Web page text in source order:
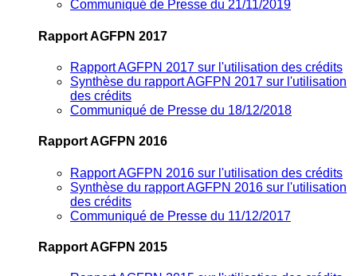
Communiqué de Presse du 21/11/2019
Rapport AGFPN 2017
Rapport AGFPN 2017 sur l'utilisation des crédits
Synthèse du rapport AGFPN 2017 sur l'utilisation
des crédits
Communiqué de Presse du 18/12/2018
Rapport AGFPN 2016
Rapport AGFPN 2016 sur l'utilisation des crédits
Synthèse du rapport AGFPN 2016 sur l'utilisation
des crédits
Communiqué de Presse du 11/12/2017
Rapport AGFPN 2015